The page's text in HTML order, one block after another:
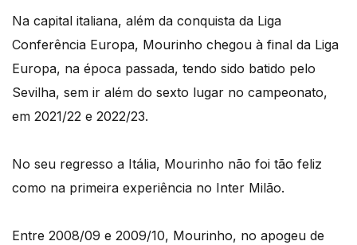
Na capital italiana, além da conquista da Liga
Conferência Europa, Mourinho chegou à final da Liga
Europa, na época passada, tendo sido batido pelo
Sevilha, sem ir além do sexto lugar no campeonato,
em 2021/22 e 2022/23.
No seu regresso a Itália, Mourinho não foi tão feliz
como na primeira experiência no Inter Milão.
Entre 2008/09 e 2009/10, Mourinho, no apogeu de